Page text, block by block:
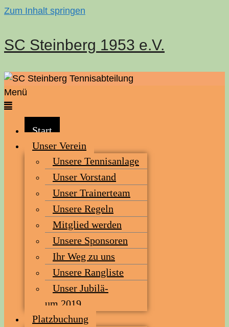
Zum Inhalt springen
SC Steinberg 1953 e.V.
Menü
Start
Unser Ver­ein
Unse­re Tennisanlage
Unser Vor­stand
Unser Trai­ner­team
Unse­re Regeln
Mit­glied werden
Unse­re Sponsoren
Ihr Weg zu uns
Unse­re Rangliste
Unser Jubi­lä­
um 2019
Platz­bu­chung